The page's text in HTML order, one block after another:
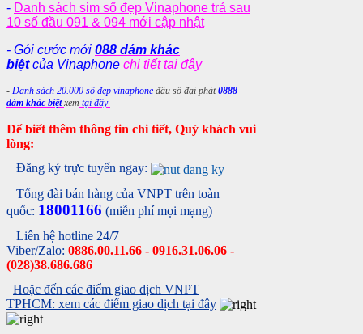
- Danh sách sim số đẹp Vinaphone trả sau
10 số đầu 091 & 094 mới cập nhật
- Gói cước mới 088 dám khác
biệtcủa Vinaphone chi tiết tại đây
- Danh sách 20.000 số đẹp vinaphone đầu số đại phát0888
dám khác biệt xem tại đây
Để biết thêm thông tin chi tiết, Quý khách vui
lòng:
Đăng ký trực tuyến ngay:
Tổng đài bán hàng của VNPT trên toàn
quốc: 18001166 (miễn phí mọi mạng)
Liên hệ hotline 24/7
Viber/Zalo: 0886.00.11.66 - 0916.31.06.06 -
(028)38.686.686
Hoặc đến các điểm giao dịch VNPT
TPHCM: xem các điểm giao dịch tại đây